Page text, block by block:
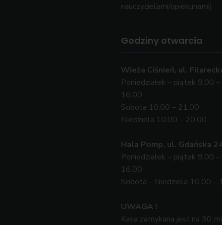
nauczycielami/opiekunami)
Godziny otwarcia
Wieża Ciśnień, ul.
Poniedziałek – piątek 9.00 –
16.00
Sobota 10.00 – 21.00
Niedziela 10.00 – 20.00
Hala Pomp, ul. Gdańska
Poniedziałek – piątek 9.00 –
16.00
Sobota – Niedziela 10.00 –
UWAGA !
Kasa zamykana jest na 30